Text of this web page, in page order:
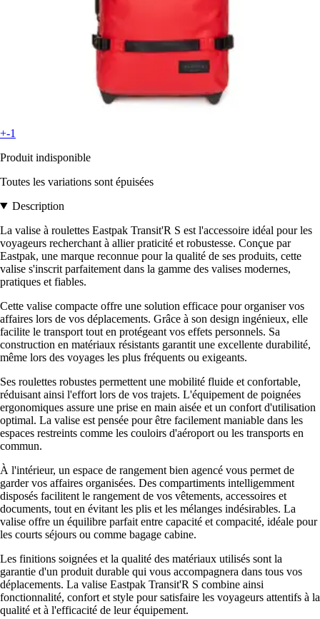
+-1
Produit indisponible
Toutes les variations sont épuisées
Description
La valise à roulettes Eastpak Transit'R S est l'accessoire idéal pour les
voyageurs recherchant à allier praticité et robustesse. Conçue par
Eastpak, une marque reconnue pour la qualité de ses produits, cette
valise s'inscrit parfaitement dans la gamme des valises modernes,
pratiques et fiables.
Cette valise compacte offre une solution efficace pour organiser vos
affaires lors de vos déplacements. Grâce à son design ingénieux, elle
facilite le transport tout en protégeant vos effets personnels. Sa
construction en matériaux résistants garantit une excellente durabilité,
même lors des voyages les plus fréquents ou exigeants.
Ses roulettes robustes permettent une mobilité fluide et confortable,
réduisant ainsi l'effort lors de vos trajets. L'équipement de poignées
ergonomiques assure une prise en main aisée et un confort d'utilisation
optimal. La valise est pensée pour être facilement maniable dans les
espaces restreints comme les couloirs d'aéroport ou les transports en
commun.
À l'intérieur, un espace de rangement bien agencé vous permet de
garder vos affaires organisées. Des compartiments intelligemment
disposés facilitent le rangement de vos vêtements, accessoires et
documents, tout en évitant les plis et les mélanges indésirables. La
valise offre un équilibre parfait entre capacité et compacité, idéale pour
les courts séjours ou comme bagage cabine.
Les finitions soignées et la qualité des matériaux utilisés sont la
garantie d'un produit durable qui vous accompagnera dans tous vos
déplacements. La valise Eastpak Transit'R S combine ainsi
fonctionnalité, confort et style pour satisfaire les voyageurs attentifs à la
qualité et à l'efficacité de leur équipement.